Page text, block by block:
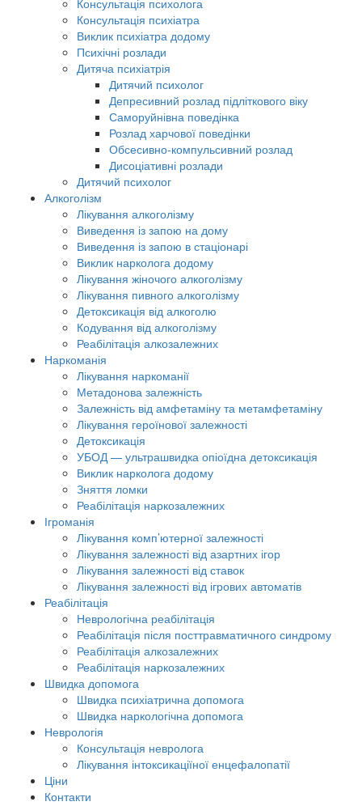
Консультація психолога
Консультація психіатра
Виклик психіатра додому
Психічні розлади
Дитяча психіатрія
Дитячий психолог
Депресивний розлад підліткового віку
Саморуйнівна поведінка
Розлад харчової поведінки
Обсесивно-компульсивний розлад
Дисоціативні розлади
Дитячий психолог
Алкоголізм
Лікування алкоголізму
Виведення із запою на дому
Виведення із запою в стаціонарі
Виклик нарколога додому
Лікування жіночого алкоголізму
Лікування пивного алкоголізму
Детоксикація від алкоголю
Кодування від алкоголізму
Реабілітація алкозалежних
Наркоманія
Лікування наркоманії
Метадонова залежність
Залежність від амфетаміну та метамфетаміну
Лікування героїнової залежності
Детоксикація
УБОД — ультрашвидка опіоїдна детоксикація
Виклик нарколога додому
Зняття ломки
Реабілітація наркозалежних
Ігроманія
Лікування комп’ютерної залежності
Лікування залежності від азартних ігор
Лікування залежності від ставок
Лікування залежності від ігрових автоматів
Реабілітація
Неврологічна реабілітація
Реабілітація після посттравматичного синдрому
Реабілітація алкозалежних
Реабілітація наркозалежних
Швидка допомога
Швидка психіатрична допомога
Швидка наркологічна допомога
Неврологія
Консультація невролога
Лікування інтоксикаціїної енцефалопатії
Ціни
Контакти